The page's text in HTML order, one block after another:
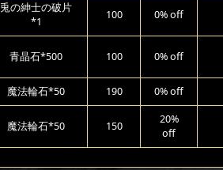
兎の紳士の破片
*1
100 0% off
青晶石*500 100 0% off
魔法輪石*50 190 0% off
魔法輪石*50 150
20%
off